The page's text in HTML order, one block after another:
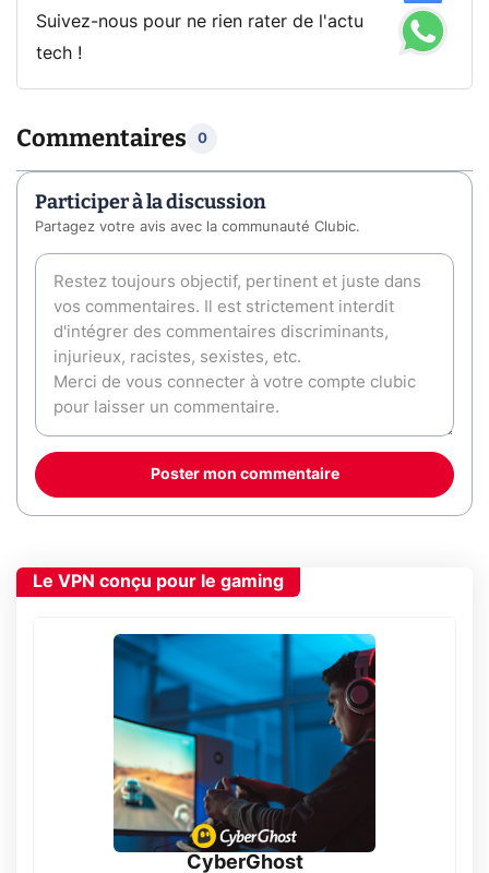
Suivez-nous pour ne rien rater de l'actu
tech !
Commentaires 0
Participer à la discussion
Partagez votre avis avec la communauté Clubic.
Poster mon commentaire
Le VPN conçu pour le gaming
CyberGhost